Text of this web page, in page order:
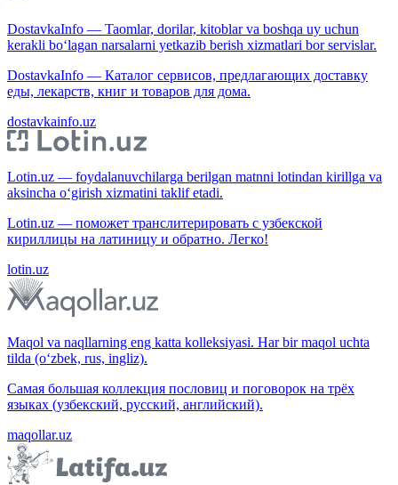
DostavkaInfo — Taomlar, dorilar, kitoblar va boshqa uy uchun
kerakli bo‘lagan narsalarni yetkazib berish xizmatlari bor servislar.
DostavkaInfo — Каталог сервисов, предлагающих доставку
еды, лекарств, книг и товаров для дома.
dostavkainfo.uz
Lotin.uz — foydalanuvchilarga berilgan matnni lotindan kirillga va
aksincha o‘girish xizmatini taklif etadi.
Lotin.uz — поможет транслитерировать с узбекской
кириллицы на латиницу и обратно. Легко!
lotin.uz
Maqol va naqllarning eng katta kolleksiyasi. Har bir maqol uchta
tilda (o‘zbek, rus, ingliz).
Самая большая коллекция пословиц и поговорок на трёх
языках (узбекский, русский, английский).
maqollar.uz